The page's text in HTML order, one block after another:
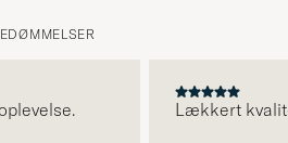
Lækkert